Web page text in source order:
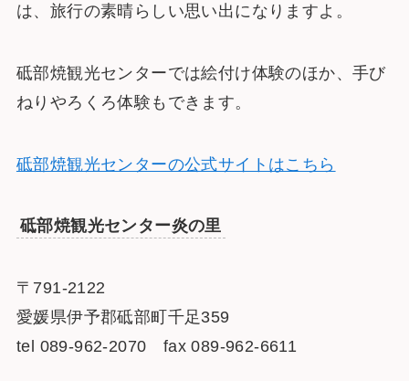
は、旅行の素晴らしい思い出になりますよ。
砥部焼観光センターでは絵付け体験のほか、手び
ねりやろくろ体験もできます。
砥部焼観光センターの公式サイトはこちら
砥部焼観光センター炎の里
〒791-2122
愛媛県伊予郡砥部町千足359
tel 089-962-2070 fax 089-962-6611